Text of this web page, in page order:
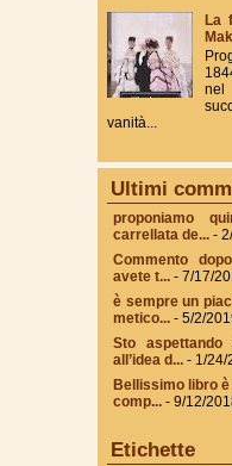
La
nel
vanità...
Ultimi
proponiamo
carrellata de... -
Commento
avete t... - 7/17/
è sempre un
metico... - 5/2/
Sto
all’idea d... - 1/24/
Bellissimo libro
comp... - 9/12/
Etichette